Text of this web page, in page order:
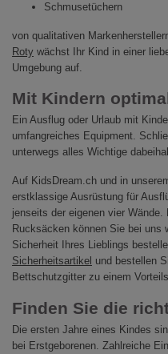
Schmusetüchern
von qualitativen
Roty wächst Ihr Kind in einer
Umgebung auf.
Mit Kindern
Ein Ausflug oder Urlaub mit
umfangreiches Equipment.
unterwegs alles Wichtige
Auf KidsDream.ch und in
erstklassige Ausrüstung für
jenseits der eigenen vier
Rucksäcken können Sie bei uns
Sicherheit Ihres Lieblings
Sicherheitsartikel und bestellen
Bettschutzgitter zu einem
Finden Sie die
Die ersten Jahre eines Kindes
bei Erstgeborenen. Zahlreiche